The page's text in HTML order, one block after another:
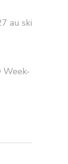
au ski
Week-